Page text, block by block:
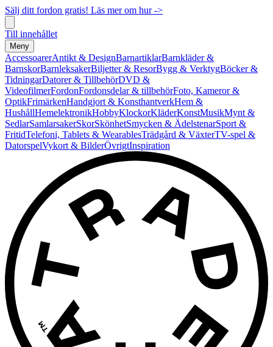
Sälj ditt fordon gratis! Läs mer om hur ->
Till innehållet
Meny
AccessoarerAntikt & DesignBarnartiklarBarnkläder &
BarnskorBarnleksakerBiljetter & ResorBygg & VerktygBöcker &
TidningarDatorer & TillbehörDVD &
VideofilmerFordonFordonsdelar & tillbehörFoto, Kameror &
OptikFrimärkenHandgjort & KonsthantverkHem &
HushållHemelektronikHobbyKlockorKläderKonstMusikMynt &
SedlarSamlarsakerSkorSkönhetSmycken & ÄdelstenarSport &
FritidTelefoni, Tablets & WearablesTrädgård & VäxterTV-spel &
DatorspelVykort & BilderÖvrigtInspiration